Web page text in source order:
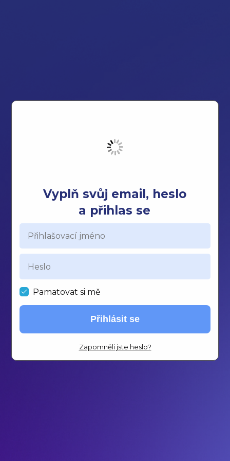
Vyplň svůj email, heslo
a přihlas se
Pamatovat si mě
Přihlásit se
Zapomněli jste heslo?